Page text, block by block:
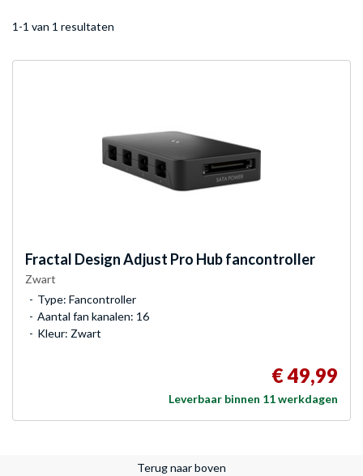
1-1 van 1 resultaten
Fractal DesignAdjust Pro Hub fancontroller
Zwart
Type: Fancontroller
Aantal fan kanalen: 16
Kleur: Zwart
€ 49,99
Leverbaar binnen 11 werkdagen
Terug naar boven